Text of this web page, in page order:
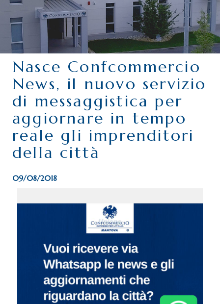
DELEGAZIONI
ATTIVITÀ STORICHE
PERIODICO
PERCHÉ ASSOCIARSI?
DOVE SIAMO
CONTATTI
Nasce Confcommercio
News, il nuovo servizio
di messaggistica per
aggiornare in tempo
reale gli imprenditori
della città
09/08/2018